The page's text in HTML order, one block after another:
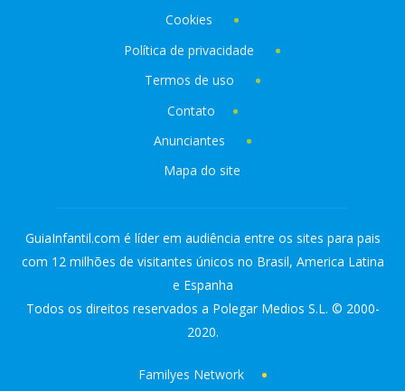
Cookies
Política de privacidade
Termos de uso
Contato
Anunciantes
Mapa do site
GuiaInfantil.com é líder em audiência entre os sites para pais
com 12 milhões de visitantes únicos no Brasil, America Latina
e Espanha
Todos os direitos reservados a Polegar Medios S.L. © 2000-
2020.
Familyes Network